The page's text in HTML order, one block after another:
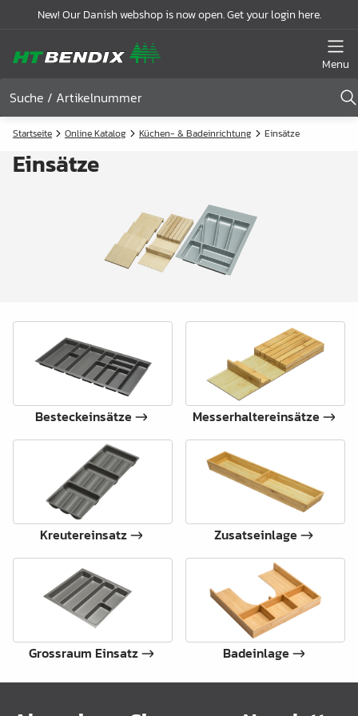
New! Our Danish webshop is now open. Get your login here.
Menu
Startseite Online Katalog Küchen- & Badeinrichtung Einsätze
Einsätze
Besteckeinsätze Messerhaltereinsätze
Kreutereinsatz Zusatseinlage
Grossraum Einsatz Badeinlage